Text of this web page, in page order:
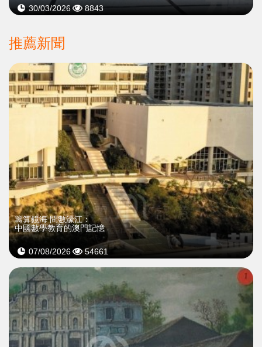
30/03/2026 8843
推薦新聞
籌算鏡海 問數濠江：
中國數學教育的澳門記憶
07/08/2026 54661